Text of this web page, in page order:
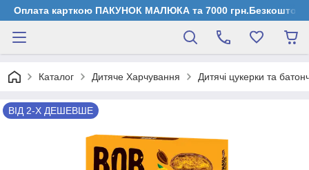
Оплата карткою ПАКУНОК МАЛЮКА та 7000 грн.Безкоштовна
Каталог Дитяче Харчування Дитячі цукерки та
ВІД 2-Х ДЕШЕВШЕ